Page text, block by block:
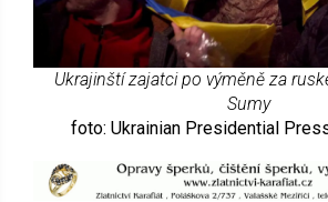
Ukrajinští zajatci po výměně za
Sumy
foto: Ukrainian Presidential